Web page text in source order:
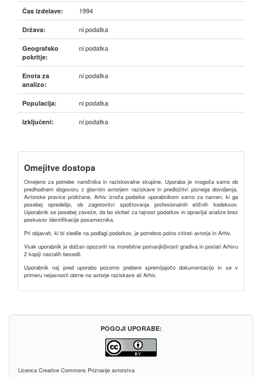
Čas izdelave: 1994
Država: ni podatka
Geografsko
pokritje:
ni podatka
Enota za
analizo:
ni podatka
Populacija: ni podatka
Izključeni: ni podatka
Omejitve dostopa
Omejeno za potrebe naročnika in raziskovalne skupine. Uporaba je mogoča samo ob
predhodnem dogovoru z glavnim avtorjem raziskave in predložitvi pisnega dovoljenja.
Avtorske pravice pridržane. Arhiv izroča podatke uporabnikom samo za namen, ki ga
posebej opredelijo, ob zagotovitvi spoštovanja profesionalnih etičnih kodeksov.
Uporabnik se posebej zaveže, da bo skrbel za tajnost podatkov in opravljal analize brez
poskusov identifikacije posameznika.
Pri objavah, ki bi sledile na podlagi podatkov, je potrebno polno citirati avtorja in Arhiv.
Vsak uporabnik je dolžan opozoriti na morebitne pomanjkljivosti gradiva in poslati Arhivu
2 kopiji nastalih besedil.
Uporabnik naj pred uporabo pozorno prebere spremljajočo dokumentacijo in se v
primeru nejasnosti obrne na avtorje raziskave ali Arhiv.
POGOJI UPORABE:
Licenca Creative Commons Priznanje avtorstva